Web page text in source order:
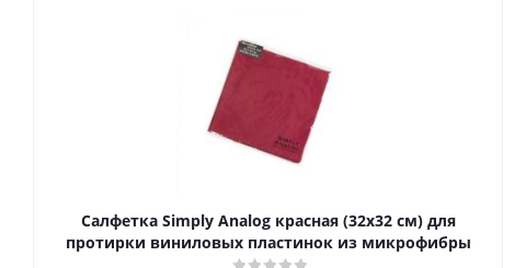
Салфетка Simply Analog красная (32х32 см) для
протирки виниловых пластинок из микрофибры